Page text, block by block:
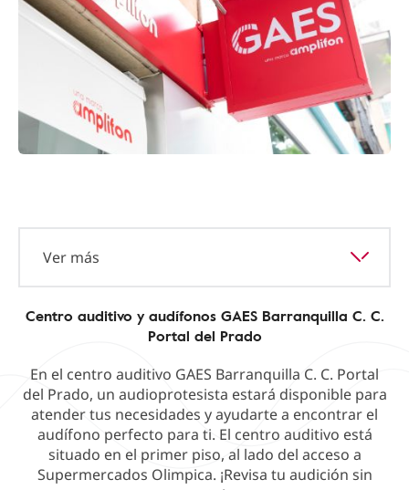
Ver más
Centro auditivo y audífonos GAES Barranquilla C. C.
Portal del Prado
En el centro auditivo GAES Barranquilla C. C. Portal
del Prado, un audioprotesista estará disponible para
atender tus necesidades y ayudarte a encontrar el
audífono perfecto para ti. El centro auditivo está
situado en el primer piso, al lado del acceso a
Supermercados Olimpica. ¡Revisa tu audición sin